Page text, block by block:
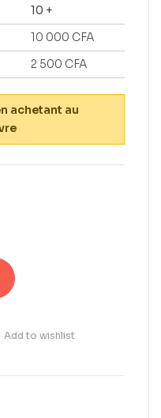
10 +
10 000 CFA
2 500 CFA
achetant au
Add to wishlist